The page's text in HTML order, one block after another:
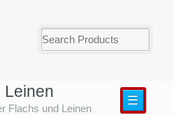
Leinen
Flachs und Leinen
☰